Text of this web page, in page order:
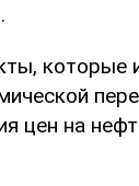
которые
цен на